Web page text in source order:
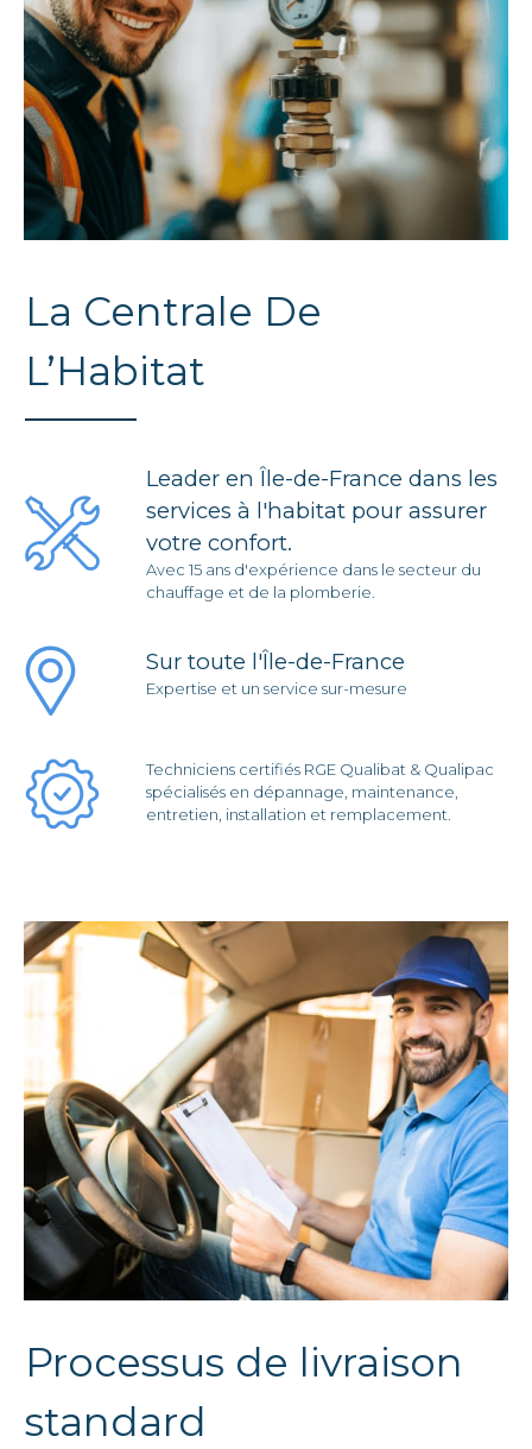
La Centrale De
L’Habitat
Leader en Île-de-France dans les
services à l'habitat pour assurer
votre confort.
Avec 15 ans d'expérience dans le secteur du
chauffage et de la plomberie.
Sur toute l'Île-de-France
Expertise et un service sur-mesure
Techniciens certifiés RGE Qualibat & Qualipac
spécialisés en dépannage, maintenance,
entretien, installation et remplacement.
Processus de livraison
standard